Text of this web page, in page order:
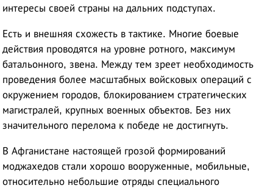
интересы своей страны на дальних подступах.
Есть и внешняя схожесть в тактике. Многие боевые
действия проводятся на уровне ротного, максимум
батальонного, звена. Между тем зреет необходимость
проведения более масштабных войсковых операций с
окружением городов, блокированием стратегических
магистралей, крупных военных объектов. Без них
значительного перелома к победе не достигнуть.
В Афганистане настоящей грозой формирований
моджахедов стали хорошо вооруженные, мобильные,
относительно небольшие отряды специального